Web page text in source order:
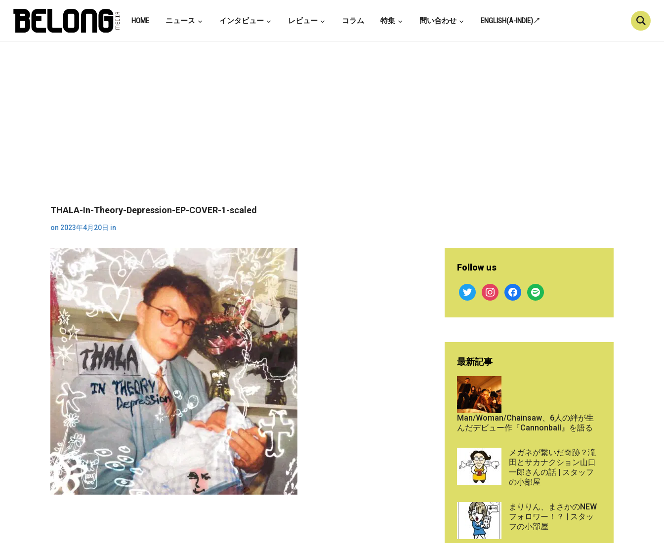
HOME ニュース インタビュー レビュー コラム 特集 問い合わせ ENGLISH(A-INDIE)↗
THALA-In-Theory-Depression-EP-COVER-1-scaled
on 2023年4月20日 in
Follow us
twitter instagramfacebook
spotify
最新記事
Man/Woman/Chainsaw、6人の絆が生
んだデビュー作『Cannonball』を語る
メガネが繋いだ奇跡？滝
田とサカナクション山口
一郎さんの話 | スタッフ
の小部屋
まりりん、まさかのNEW
フォロワー！？ | スタッ
フの小部屋